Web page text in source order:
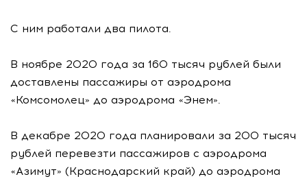
С ним работали два пилота.
В ноябре 2020 года за 160 тысяч рублей были
доставлены пассажиры от аэродрома
«Комсомолец» до аэродрома «Энем».
В декабре 2020 года планировали за 200 тысяч
рублей перевезти пассажиров с аэродрома
«Азимут» (Краснодарский край) до аэродрома